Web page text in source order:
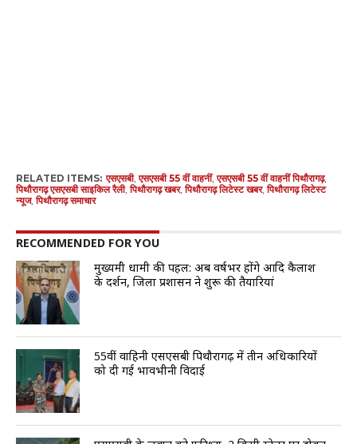
RELATED ITEMS: एसएसबी,एसएसबी 55 वीं वाहनीं,एसएसबी 55 वीं वाहनीं पिथौरागढ़,
पिथौरागढ़ एसएसबी साइकिल रैली,पिथौरागढ़ खबर,पिथौरागढ़ लिटेस्ट खबर,पिथौरागढ़ लिटेस्ट
न्यूज,पिथौरागढ़ समाचार
RECOMMENDED FOR YOU
मुख्यमंत्री धामी की पहल: अब वर्षभर होंगे आदि कैलाश
के दर्शन, जिला प्रशासन ने शुरू की तैयारियां
55वीं वाहिनी एसएसबी पिथौरागढ़ में तीन अधिकारियों
को दी गई भावभीनी विदाई